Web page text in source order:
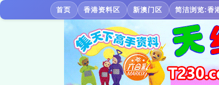
首页 香港资料区 新澳门区 简洁浏览:香